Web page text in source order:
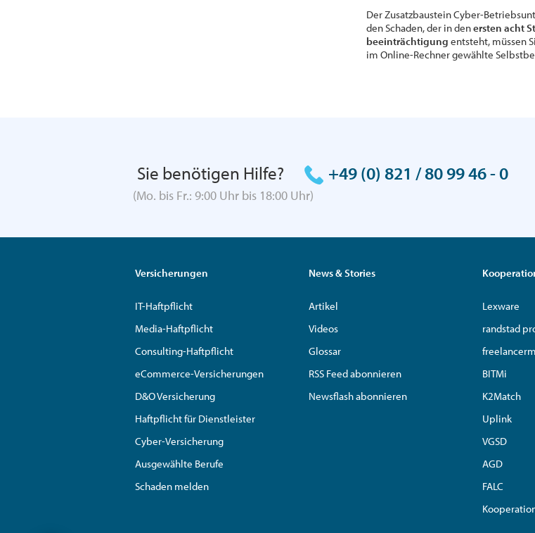
Der Zusatzbaustein Cyber-
den Schaden, der in denersten acht
beeinträchtigung entsteht, müssen
im Online-Rechner gewählte
Sie benötigen Hilfe? +49 (0) 821 / 80 99 46 - 0
(Mo. bis Fr.: 9:00 Uhr bis 18:00 Uhr)
Versicherungen
IT-Haftpflicht
Media-Haftpflicht
Consulting-Haftpflicht
eCommerce-Versicherungen
D&O Versicherung
Haftpflicht für Dienstleister
Cyber-Versicherung
Ausgewählte Berufe
Schaden melden
News & Stories
Artikel
Videos
Glossar
RSS Feed abonnieren
Newsflash abonnieren
Lexware
randstad
BITMi
K2Match
Uplink
VGSD
AGD
FALC